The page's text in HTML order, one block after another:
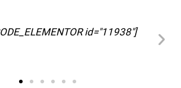
id="11963"]